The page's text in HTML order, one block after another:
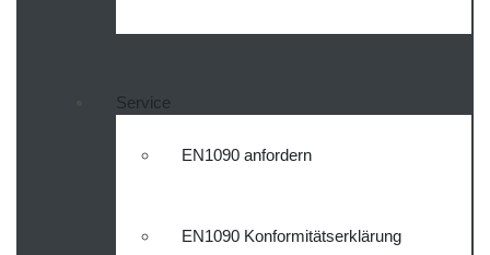
Service
EN1090 anfordern
EN1090 Konformitätserklärung